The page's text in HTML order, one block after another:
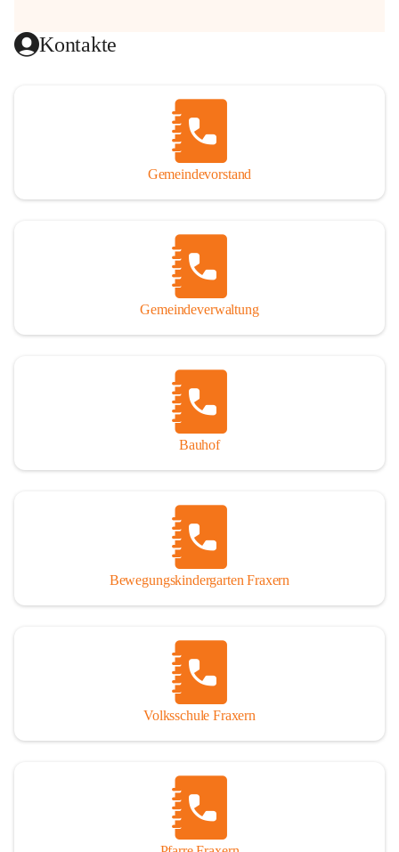
Kontakte
Gemeindevorstand
Gemeindeverwaltung
Bauhof
Bewegungskindergarten Fraxern
Volksschule Fraxern